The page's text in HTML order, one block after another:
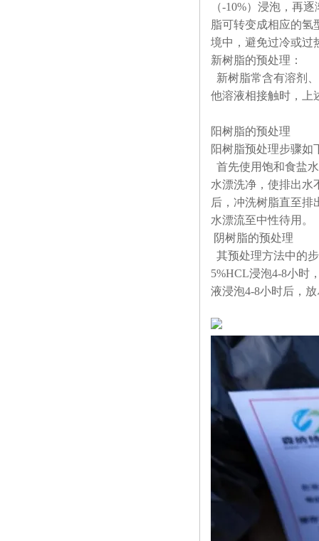
（-10%）浸泡，再
脂可转变成相应的
境中，避免过冷或过
新树脂的预处理：
新树脂常含有溶剂
他溶液相接触时，上
阳树脂的预处理
阳树脂预处理步骤如
首先使用饱和食盐
水漂洗净，使排出水
后，冲洗树脂直至排
水漂流至中性待用。
阴树脂的预处理
其预处理方法中的
5%HCL浸泡4-8小时
液浸泡4-8小时后，